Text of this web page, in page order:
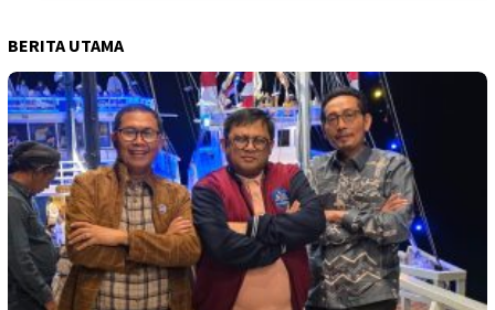
BERITA UTAMA